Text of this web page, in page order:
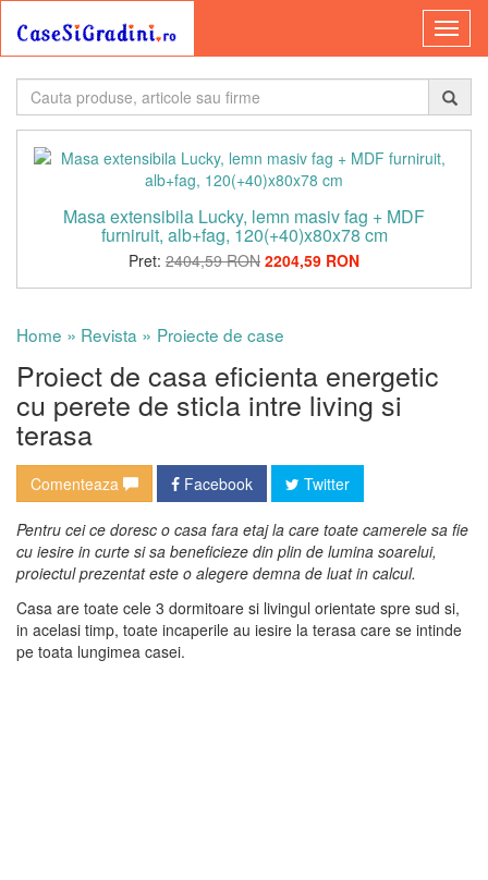
Masa extensibila Lucky, lemn masiv fag + MDF
furniruit, alb+fag, 120(+40)x80x78 cm
Pret: 2404,59 RON 2204,59 RON
Home » Revista » Proiecte de case
Proiect de casa eficienta energetic
cu perete de sticla intre living si
terasa
Comenteaza Facebook Twitter
Pentru cei ce doresc o casa fara etaj la care toate camerele sa fie
cu iesire in curte si sa beneficieze din plin de lumina soarelui,
proiectul prezentat este o alegere demna de luat in calcul.
Casa are toate cele 3 dormitoare si livingul orientate spre sud si,
in acelasi timp, toate incaperile au iesire la terasa care se intinde
pe toata lungimea casei.